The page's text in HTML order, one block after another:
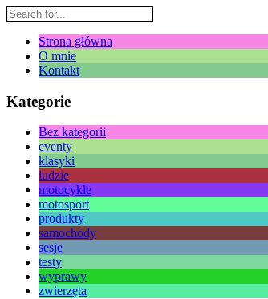
Strona główna
O mnie
Kontakt
Kategorie
Bez kategorii
eventy
klasyki
ludzie
motocykle
motosport
produkty
samochody
sesje
testy
wyprawy
zwierzęta